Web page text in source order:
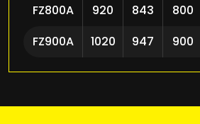
FZ800A
920 843 800
FZ900A
1020 947 900